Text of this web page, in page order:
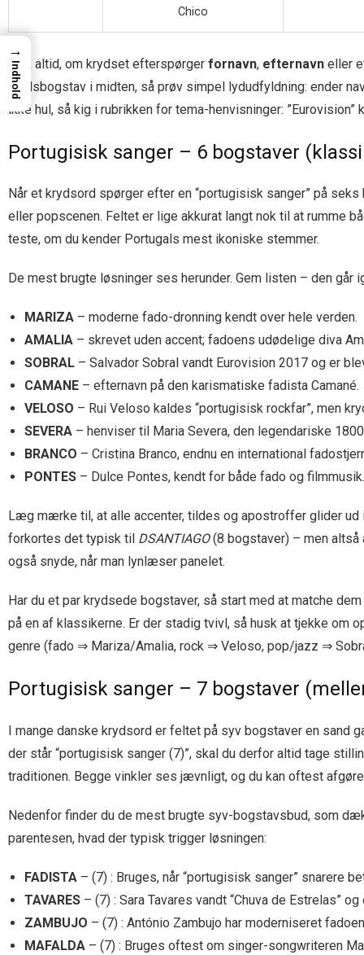
Chico
Tjek altid, om krydset efterspørger fornavn, efternavn eller
krydsbogstav i midten, så prøv simpel lydudfyldning: ender
ikke hul, så kig i rubrikken for tema-henvisninger:
Portugisisk sanger – 6 bogstaver
Når et krydsord spørger efter en “portugisisk sanger” på
eller popscenen. Feltet er lige akkurat langt nok til at rumme
teste, om du kender Portugals mest ikoniske stemmer.
De mest brugte løsninger ses herunder. Gem listen – den går
MARIZA – moderne fado-dronning kendt over hele verden.
AMALIA – skrevet uden accent; fadoens udødelige diva
SOBRAL – Salvador Sobral vandt Eurovision 2017 og er
CAMANE – efternavn på den karismatiske fadista Camané.
VELOSO – Rui Veloso kaldes “portugisisk rockfar”, men
SEVERA – henviser til Maria Severa, den legendariske
BRANCO – Cristina Branco, endnu en international
PONTES – Dulce Pontes, kendt for både fado og filmmusik.
Læg mærke til, at alle accenter, tildes og apostroffer glider
forkortes det typisk til DSANTIAGO(8 bogstaver) – men altså
også snyde, når man lynlæser panelet.
Har du et par krydsede bogstaver, så start med at matche
på en af klassikerne. Er der stadig tvivl, så husk at tjekke om
genre (fado ⇒ Mariza/Amalia, rock ⇒ Veloso, pop/jazz ⇒
Portugisisk sanger – 7 bogstaver
I mange danske krydsord er feltet på syv bogstaver en sand
der står “portugisisk sanger (7)”, skal du derfor altid tage
traditionen. Begge vinkler ses jævnligt, og du kan oftest
Nedenfor finder du de mest brugte syv-bogstavsbud, som
parentesen, hvad der typisk trigger løsningen:
FADISTA – (7) : Bruges, når “portugisisk sanger” snarere
TAVARES – (7) : Sara Tavares vandt “Chuva de Estrelas”
ZAMBUJO – (7) : António Zambujo har moderniseret
MAFALDA – (7) : Bruges oftest om singer-songwriteren
→
Indhold